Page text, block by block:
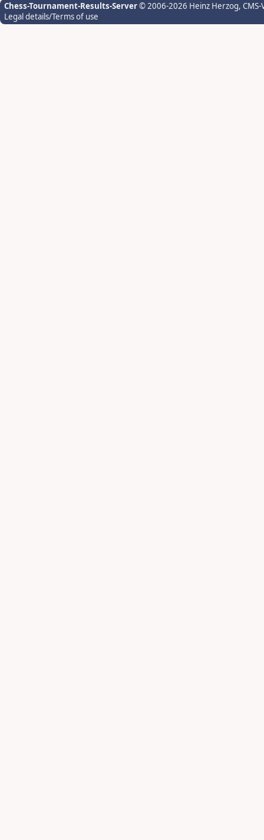
Chess-Tournament-Results-Server© 2006-2026 Heinz Herzog,
Legal details/Terms of use